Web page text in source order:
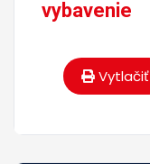
vybavenie
Vytlačiť